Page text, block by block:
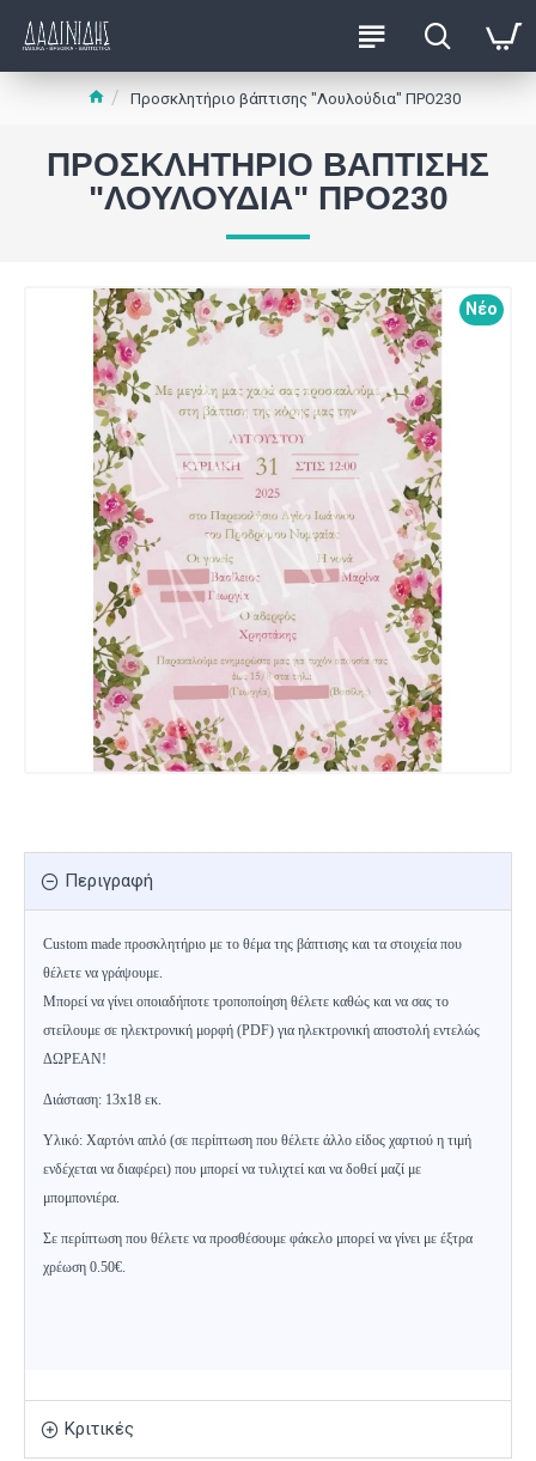
Προσκλητήριο βάπτισης "Λουλούδια" ΠΡΟ230
ΠΡΟΣΚΛΗΤΉΡΙΟ ΒΆΠΤΙΣΗΣ
"ΛΟΥΛΟΎΔΙΑ" ΠΡΟ230
Νέο
Περιγραφή
Custom made προσκλητήριο με το θέμα της βάπτισης και τα στοιχεία που
θέλετε να γράψουμε.
Μπορεί να γίνει οποιαδήποτε τροποποίηση θέλετε καθώς και να σας το
στείλουμε σε ηλεκτρονική μορφή (PDF) για ηλεκτρονική αποστολή εντελώς
ΔΩΡΕΑΝ!
Διάσταση: 13x18 εκ.
Υλικό: Χαρτόνι απλό (σε περίπτωση που θέλετε άλλο είδος χαρτιού η τιμή
ενδέχεται να διαφέρει) που μπορεί να τυλιχτεί και να δοθεί μαζί με
μπομπονιέρα.
Σε περίπτωση που θέλετε να προσθέσουμε φάκελο μπορεί να γίνει με έξτρα
χρέωση 0.50€.
Κριτικές